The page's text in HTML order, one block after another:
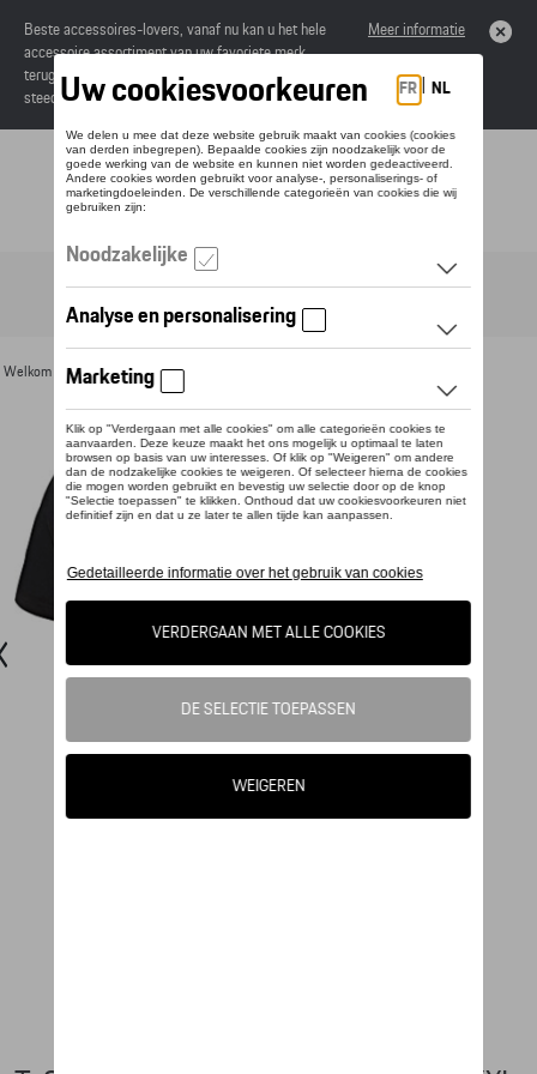
Beste accessoires-lovers, vanaf nu kan u het hele
accessoire assortiment van uw favoriete merk
terugvinden in de online catalogus. Deze kunnen
steeds besteld worden via uw dealer.
Meer informatie
Toggle navigation
Welkom >Voor u >Textiel >